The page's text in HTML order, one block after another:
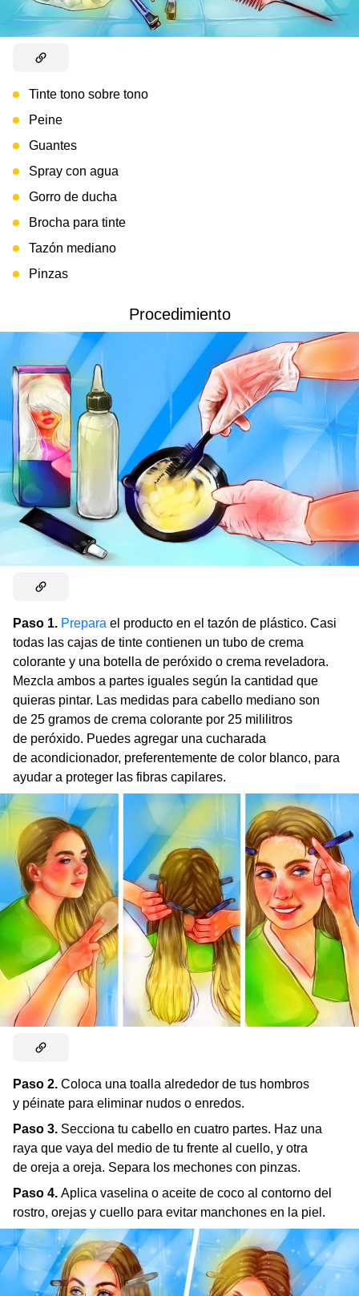
Tinte tono sobre tono
Peine
Guantes
Spray con agua
Gorro de ducha
Brocha para tinte
Tazón mediano
Pinzas
Procedimiento
Paso 1. Prepara el producto en el tazón de plástico. Casi
todas las cajas de tinte contienen un tubo de crema
colorante y una botella de peróxido o crema reveladora.
Mezcla ambos a partes iguales según la cantidad que
quieras pintar. Las medidas para cabello mediano son
de 25 gramos de crema colorante por 25 mililitros
de peróxido. Puedes agregar una cucharada
de acondicionador, preferentemente de color blanco, para
ayudar a proteger las fibras capilares.
Paso 2. Coloca una toalla alrededor de tus hombros
y péinate para eliminar nudos o enredos.
Paso 3. Secciona tu cabello en cuatro partes. Haz una
raya que vaya del medio de tu frente al cuello, y otra
de oreja a oreja. Separa los mechones con pinzas.
Paso 4. Aplica vaselina o aceite de coco al contorno del
rostro, orejas y cuello para evitar manchones en la piel.